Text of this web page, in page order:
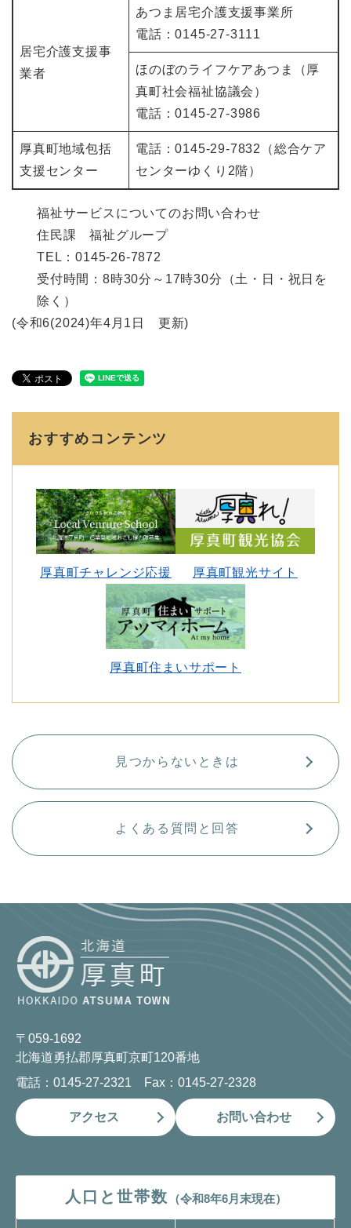
居宅介護支援事
業者
あつま居宅介護支援事業所
電話：0145-27-3111
ほのぼのライフケアあつま（厚
真町社会福祉協議会）
電話：0145-27-3986
厚真町地域包括
支援センター
電話：0145-29-7832（総合ケア
センターゆくり2階）
福祉サービスについてのお問い合わせ
住民課 福祉グループ
TEL：0145-26-7872
受付時間：8時30分～17時30分（土・日・祝日を
除く）
(令和6(2024)年4月1日 更新)
おすすめコンテンツ
厚真町チャレンジ応援 厚真町観光サイト
厚真町住まいサポート
見つからないときは
よくある質問と回答
〒059-1692
北海道勇払郡厚真町京町120番地
電話：0145-27-2321 Fax：0145-27-2328
アクセス お問い合わせ
人口と世帯数 （令和8年6月末現在）